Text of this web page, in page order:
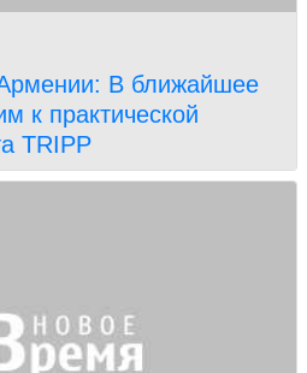
В ближайшее
к практической
TRIPP